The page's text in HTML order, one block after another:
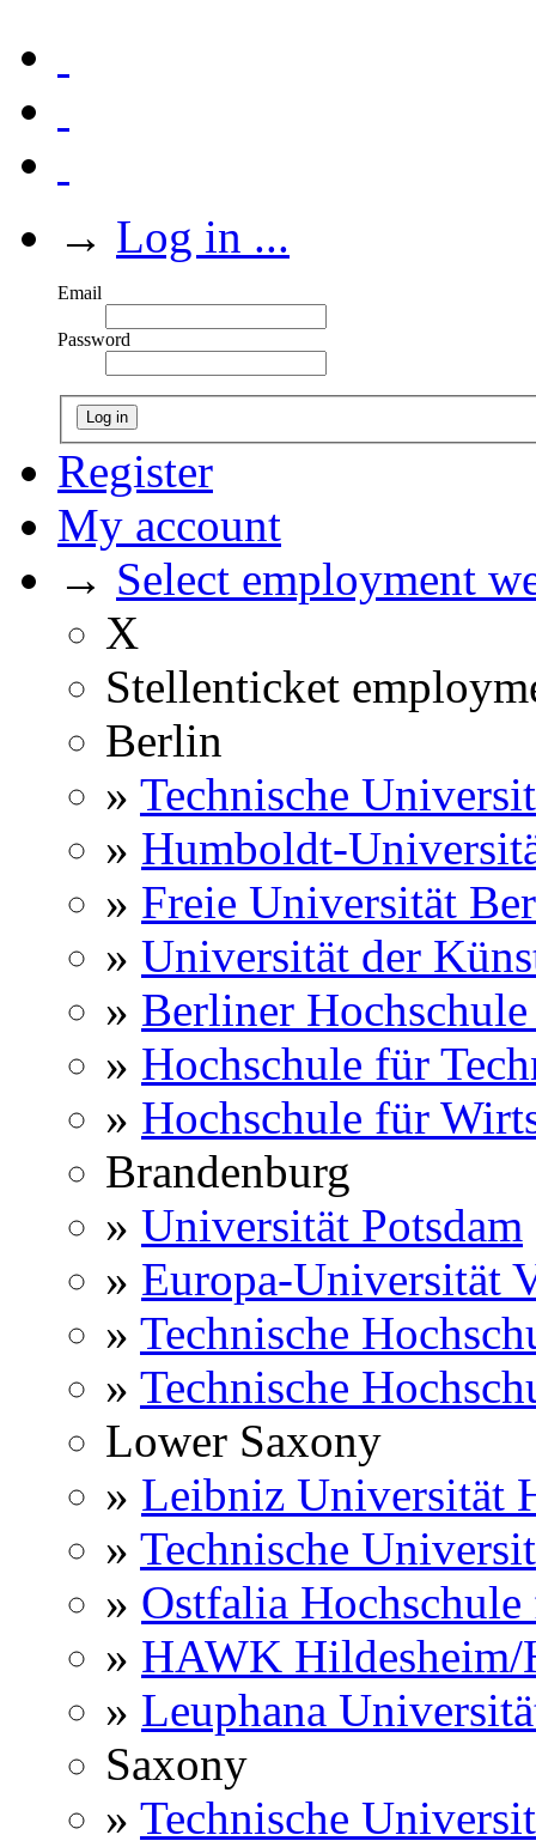
→ Log in ...
Email
Password
Log in
Register
My account
→ Select employment
X
Stellenticket
Berlin
» Technische
» Humboldt-
» Freie Universität
» Universität der
» Berliner
» Hochschule für
» Hochschule für
Brandenburg
» Universität Potsdam
» Europa-Universität
» Technische
» Technische
Lower Saxony
» Leibniz Universität
» Technische
» Ostfalia Hochschule
» HAWK
» Leuphana
Saxony
» Technische